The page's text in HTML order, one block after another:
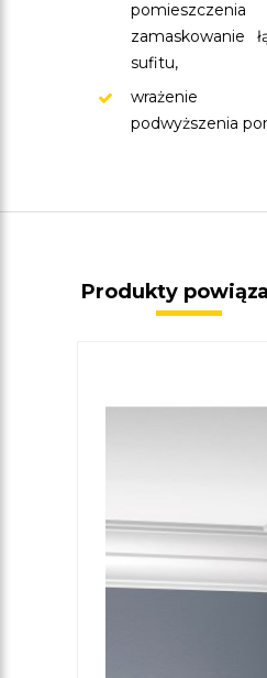
zamaskowanie
sufitu,
wrażenie
podwyższenia
Produkty